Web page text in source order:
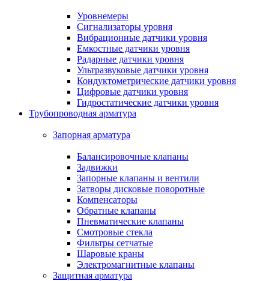
Уровнемеры
Сигнализаторы уровня
Вибрационные датчики уровня
Емкостные датчики уровня
Радарные датчики уровня
Ультразвуковые датчики уровня
Кондуктометрические датчики уровня
Цифровые датчики уровня
Гидростатические датчики уровня
Трубопроводная арматура
Запорная арматура
Балансировочные клапаны
Задвижки
Запорные клапаны и вентили
Затворы дисковые поворотные
Компенсаторы
Обратные клапаны
Пневматические клапаны
Смотровые стекла
Фильтры сетчатые
Шаровые краны
Электромагнитные клапаны
Защитная арматура